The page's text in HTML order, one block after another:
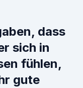
dass
sich in
fühlen,
gute